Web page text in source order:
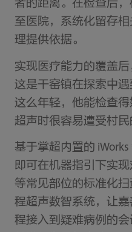
者的距离。在检查后
至医院，系统化留存
理提供依据。
实现医疗能力的覆盖后
这是干窑镇在探索中
这么年轻，他能检查
超声时很容易遭受村民
基于掌超内置的
即可在机器指引下实
等常见部位的标准化
程超声数智系统，让
程接入到疑难病例的